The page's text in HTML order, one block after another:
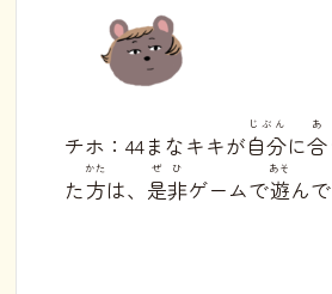
チホ：44まなキキが自分
じぶん
に合
あ
た方
かた
は、 是非
ぜひ
ゲームで遊
あそ
ん